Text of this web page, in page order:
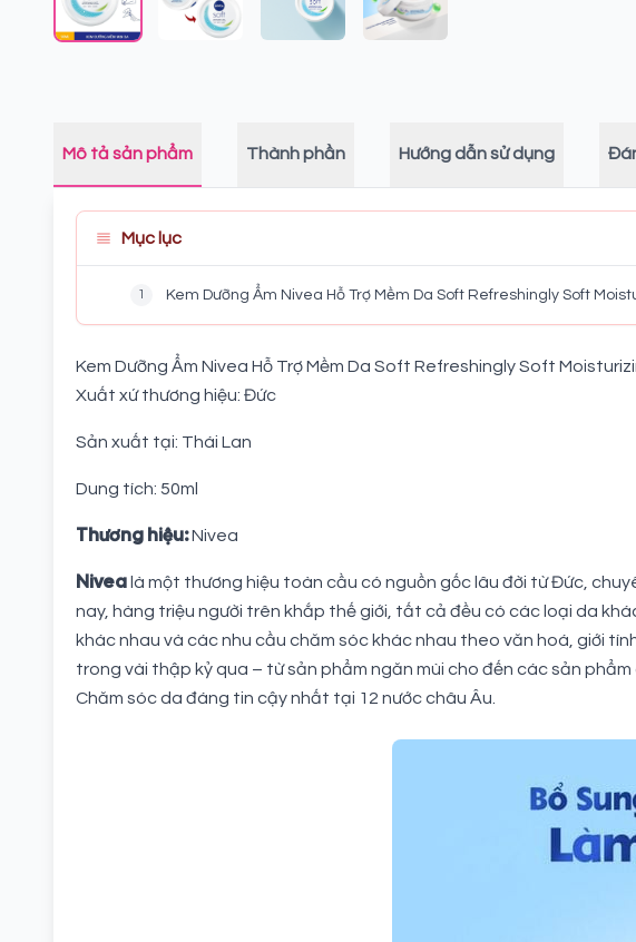
Mô tả sản phẩm Thành phần Hướng dẫn sử dụng
Mục lục
1 Kem Dưỡng Ẩm Nivea Hỗ Trợ Mềm Da Soft Refreshingly Soft
Kem Dưỡng Ẩm Nivea Hỗ Trợ Mềm Da Soft Refreshingly Soft
Xuất xứ thương hiệu: Đức
Sản xuất tại: Thái Lan
Dung tích: 50ml
Thương hiệu:Nivea
Nivea là một thương hiệu toàn cầu có nguồn gốc lâu đời từ Đức,
nay, hàng triệu người trên khắp thế giới, tất cả đều có các loại da
khác nhau và các nhu cầu chăm sóc khác nhau theo văn hoá, giới
trong vài thập kỷ qua – từ sản phẩm ngăn mùi cho đến các sản
Chăm sóc da đáng tin cậy nhất tại 12 nước châu Âu.